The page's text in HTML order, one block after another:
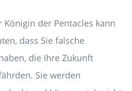
Königin der Pentacles kann
dass Sie falsche
die Ihre Zukunft
Sie werden